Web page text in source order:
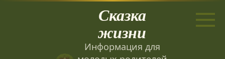
Сказка
жизни
Информация для